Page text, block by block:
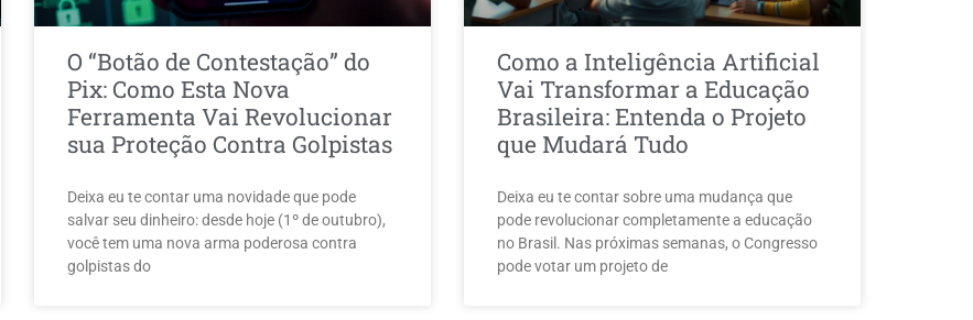
O “Botão de Contestação” do
Pix: Como Esta Nova
Ferramenta Vai Revolucionar
sua Proteção Contra Golpistas
Deixa eu te contar uma novidade que pode
salvar seu dinheiro: desde hoje (1º de outubro),
você tem uma nova arma poderosa contra
golpistas do
Como a Inteligência Artificial
Vai Transformar a Educação
Brasileira: Entenda o Projeto
que Mudará Tudo
Deixa eu te contar sobre uma mudança que
pode revolucionar completamente a educação
no Brasil. Nas próximas semanas, o Congresso
pode votar um projeto de